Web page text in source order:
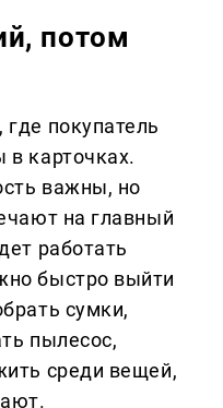
потом
покупатель
в карточках.
важны, но
на главный
работать
быстро выйти
сумки,
пылесос,
среди вещей,